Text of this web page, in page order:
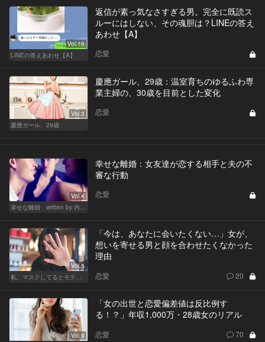
Vol.16
LINEの答えあわせ【A】
返信が素っ気なさすぎる男。完全に既読ス
ルーにはしない、その魂胆は？LINEの答え
あわせ【A】
恋愛
Vol.3
慶應ガール、29歳
慶應ガール、29歳：温室育ちのゆるふわ専
業主婦の、30歳を目前とした変化
恋愛
Vol.4
幸せな離婚 written by 内埜さくら
幸せな離婚：女友達が恋する相手と夫の不
審な行動
恋愛
Vol.5
私、マスクしてるとモテるんです
「今は、あなたに会いたくない…」女が、
想いを寄せる男と顔を合わせたくなかった
理由
恋愛 20
Vol.9
「女の出世と恋愛偏差値は反比例す
る！？」年収1,000万・28歳女のリアル
恋愛 70